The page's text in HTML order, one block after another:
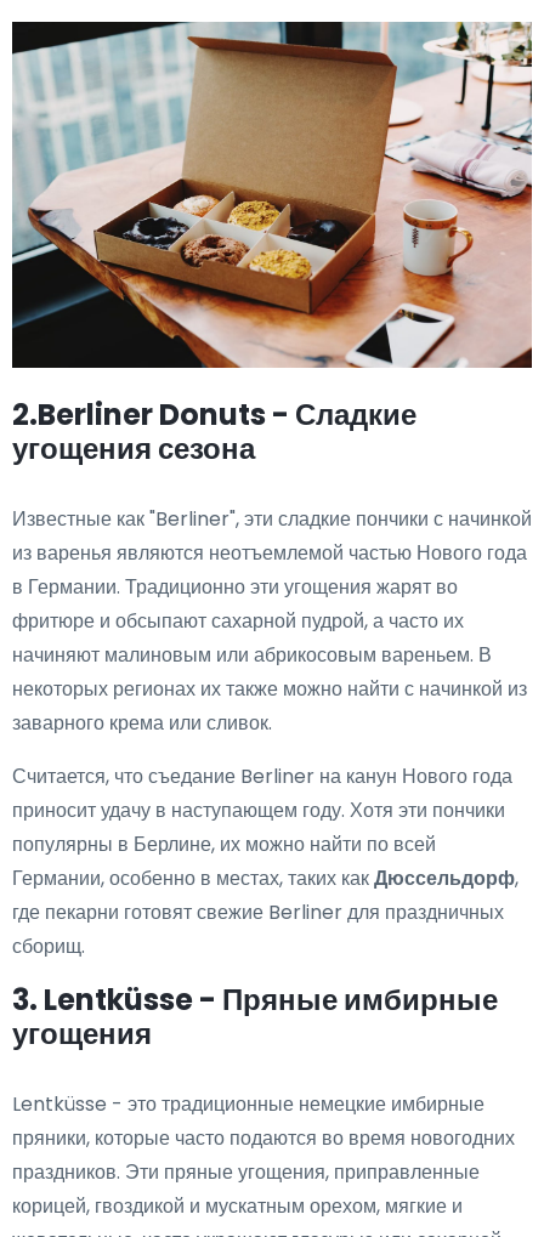
2.Berliner Donuts - Сладкие
угощения сезона
Известные как "Berliner", эти сладкие пончики с начинкой
из варенья являются неотъемлемой частью Нового года
в Германии. Традиционно эти угощения жарят во
фритюре и обсыпают сахарной пудрой, а часто их
начиняют малиновым или абрикосовым вареньем. В
некоторых регионах их также можно найти с начинкой из
заварного крема или сливок.
Считается, что съедание Berliner на канун Нового года
приносит удачу в наступающем году. Хотя эти пончики
популярны в Берлине, их можно найти по всей
Германии, особенно в местах, таких какДюссельдорф,
где пекарни готовят свежие Berliner для праздничных
сборищ.
3. Lentküsse - Пряные имбирные
угощения
Lentküsse - это традиционные немецкие имбирные
пряники, которые часто подаются во время новогодних
праздников. Эти пряные угощения, приправленные
корицей, гвоздикой и мускатным орехом, мягкие и